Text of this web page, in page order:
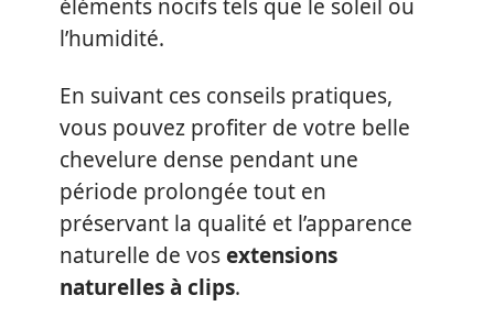
éléments nocifs tels que le soleil ou
l’humidité.
En suivant ces conseils pratiques,
vous pouvez profiter de votre belle
chevelure dense pendant une
période prolongée tout en
préservant la qualité et l’apparence
naturelle de vosextensions
naturelles à clips.